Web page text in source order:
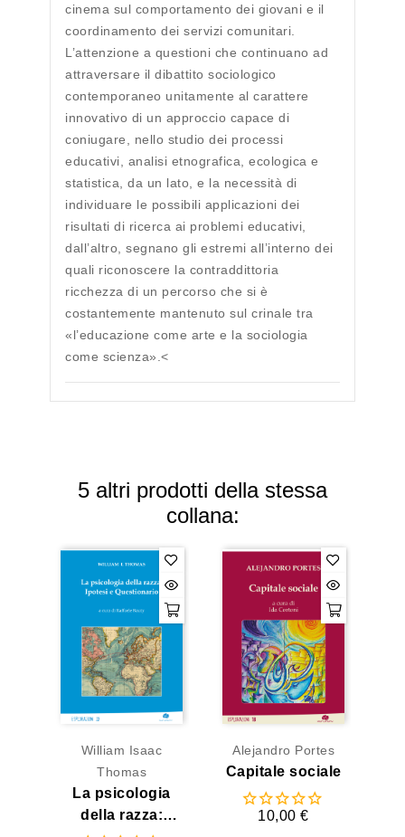
cinema sul comportamento dei giovani e il
coordinamento dei servizi comunitari.
L’attenzione a questioni che continuano ad
attraversare il dibattito sociologico
contemporaneo unitamente al carattere
innovativo di un approccio capace di
coniugare, nello studio dei processi
educativi, analisi etnografica, ecologica e
statistica, da un lato, e la necessità di
individuare le possibili applicazioni dei
risultati di ricerca ai problemi educativi,
dall’altro, segnano gli estremi all’interno dei
quali riconoscere la contraddittoria
ricchezza di un percorso che si è
costantemente mantenuto sul crinale tra
«l’educazione come arte e la sociologia
come scienza».<
5 altri prodotti della stessa
collana:
William Isaac
Thomas
La psicologia
della razza:
Alejandro Portes
Capitale sociale
10,00 €